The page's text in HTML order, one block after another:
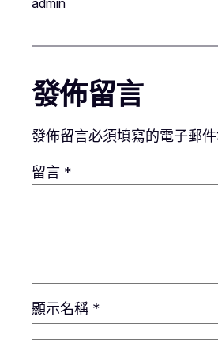
發佈留言
發佈留言必須填寫的電子郵
留言 *
顯示名稱 *